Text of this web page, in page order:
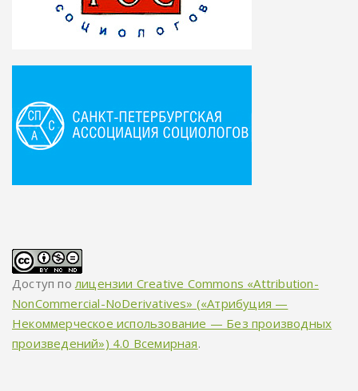
Доступ полицензии Creative Commons «Attribution-
NonCommercial-NoDerivatives» («Атрибуция —
Некоммерческое использование — Без производных
произведений») 4.0 Всемирная.